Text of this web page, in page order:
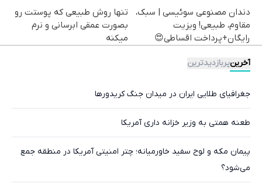
دندان مصنوعی سوئیسی | سبک،
مقاوم، طبیعی! ویزیت
رایگان+پرداخت اقساطی😍
تنها روش طبیعی که پوستت رو
بصورت عمقی ابرسانی و نرم
میکنه
آخرینپربازدیدترین
جغرافیای طلایی ایران در میدان جنگ کریدورها
طعنه همتی به وزیر خزانه داری آمریکا
پیمان مکه و لوح سفید خاورمیانه؛ چتر امنیتی آمریکا در منطقه جمع
می‌شود؟